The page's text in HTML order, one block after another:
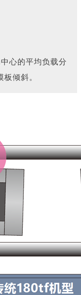
心的平均负载分
倾斜。